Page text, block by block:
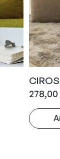
278,00